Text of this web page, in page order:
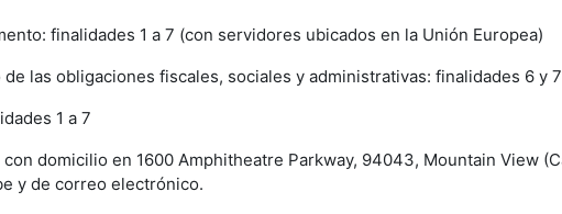
finalidades 1 a 7 (con servidores ubicados en la Unión Europea)
las obligaciones fiscales, sociales y administrativas: finalidades 6 y 7
1 a 7
domicilio en 1600 Amphitheatre Parkway, 94043, Mountain View
y de correo electrónico.